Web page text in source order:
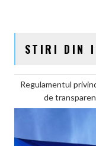
STIRI DIN
Regulamentul
de